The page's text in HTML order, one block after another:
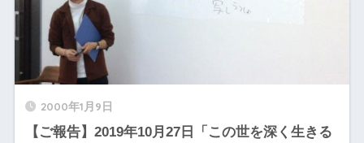
2000年1月9日
【ご報告】2019年10月27日「この世を深く生きる